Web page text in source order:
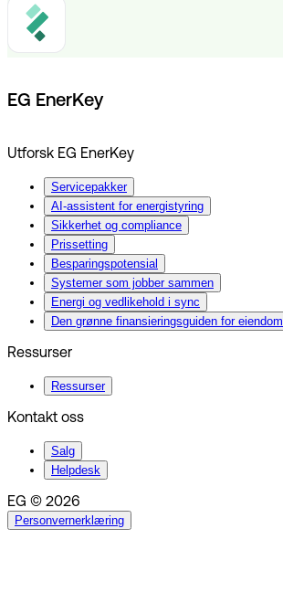
EG EnerKey
Utforsk EG EnerKey
Servicepakker
AI-assistent for energistyring
Sikkerhet og compliance
Prissetting
Besparingspotensial
Systemer som jobber sammen
Energi og vedlikehold i sync
Den grønne finansieringsguiden for eiendom
Ressurser
Ressurser
Kontakt oss
Salg
Helpdesk
EG © 2026
Personvernerklæring